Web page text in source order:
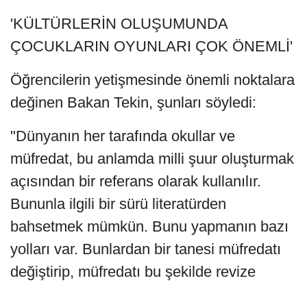
'KÜLTÜRLERİN OLUŞUMUNDA
ÇOCUKLARIN OYUNLARI ÇOK ÖNEMLİ'
Öğrencilerin yetişmesinde önemli noktalara
değinen Bakan Tekin, şunları söyledi:
"Dünyanın her tarafında okullar ve
müfredat, bu anlamda milli şuur oluşturmak
açısından bir referans olarak kullanılır.
Bununla ilgili bir sürü literatürden
bahsetmek mümkün. Bunu yapmanın bazı
yolları var. Bunlardan bir tanesi müfredatı
değiştirip, müfredatı bu şekilde revize